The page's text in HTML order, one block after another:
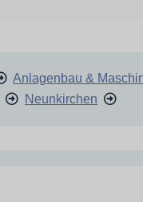
Anlagenbau &
Neunkirchen